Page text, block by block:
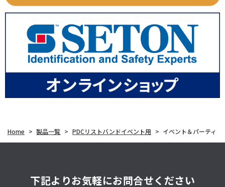
Home > 製品一覧 > PDCリストバンドイベント用 > イベント＆パーティ
下記よりお気軽にお問合せください